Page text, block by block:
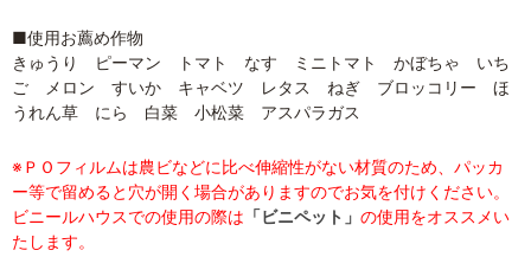
■使用お薦め作物
きゅうり ピーマン トマト なす ミニトマト かぼちゃ いち
ご メロン すいか キャベツ レタス ねぎ ブロッコリー ほ
うれん草 にら 白菜 小松菜 アスパラガス
※ＰＯフィルムは農ビなどに比べ伸縮性がない材質のため、パッカ
ー等で留めると穴が開く場合がありますのでお気を付けください。
ビニールハウスでの使用の際は 「ビニペット」 の使用をオススメい
たします。